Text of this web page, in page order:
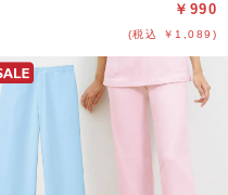
￥990
(税込 ￥1,089)